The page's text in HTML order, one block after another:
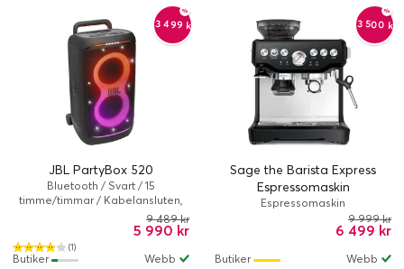
-3 499 kr
JBL PartyBox 520
Bluetooth / Svart / 15
timme/timmar / Kabelansluten,
(1)
5 990 kr
9 489 kr
Webb
Butiker
-3 500 kr
Sage the Barista Express
Espressomaskin
Espressomaskin
6 499 kr
9 999 kr
Webb
Butiker